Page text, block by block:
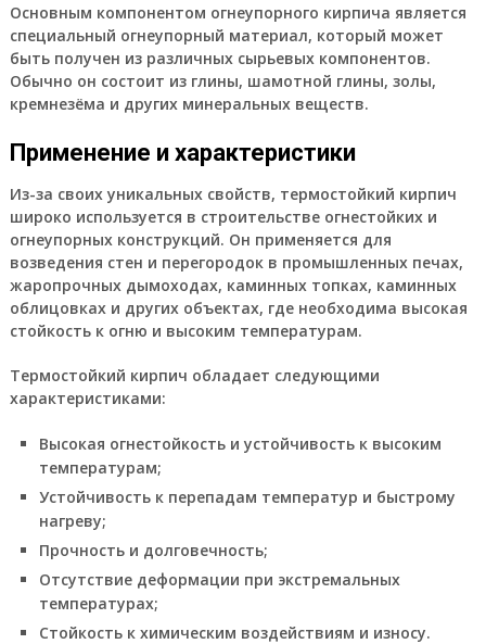
Основным компонентом огнеупорного кирпича является
специальный огнеупорный материал, который может
быть получен из различных сырьевых компонентов.
Обычно он состоит из глины, шамотной глины, золы,
кремнезёма и других минеральных веществ.
Применение и характеристики
Из-за своих уникальных свойств, термостойкий кирпич
широко используется в строительстве огнестойких и
огнеупорных конструкций. Он применяется для
возведения стен и перегородок в промышленных печах,
жаропрочных дымоходах, каминных топках, каминных
облицовках и других объектах, где необходима высокая
стойкость к огню и высоким температурам.
Термостойкий кирпич обладает следующими
характеристиками:
Высокая огнестойкость и устойчивость к высоким
температурам;
Устойчивость к перепадам температур и быстрому
нагреву;
Прочность и долговечность;
Отсутствие деформации при экстремальных
температурах;
Стойкость к химическим воздействиям и износу.